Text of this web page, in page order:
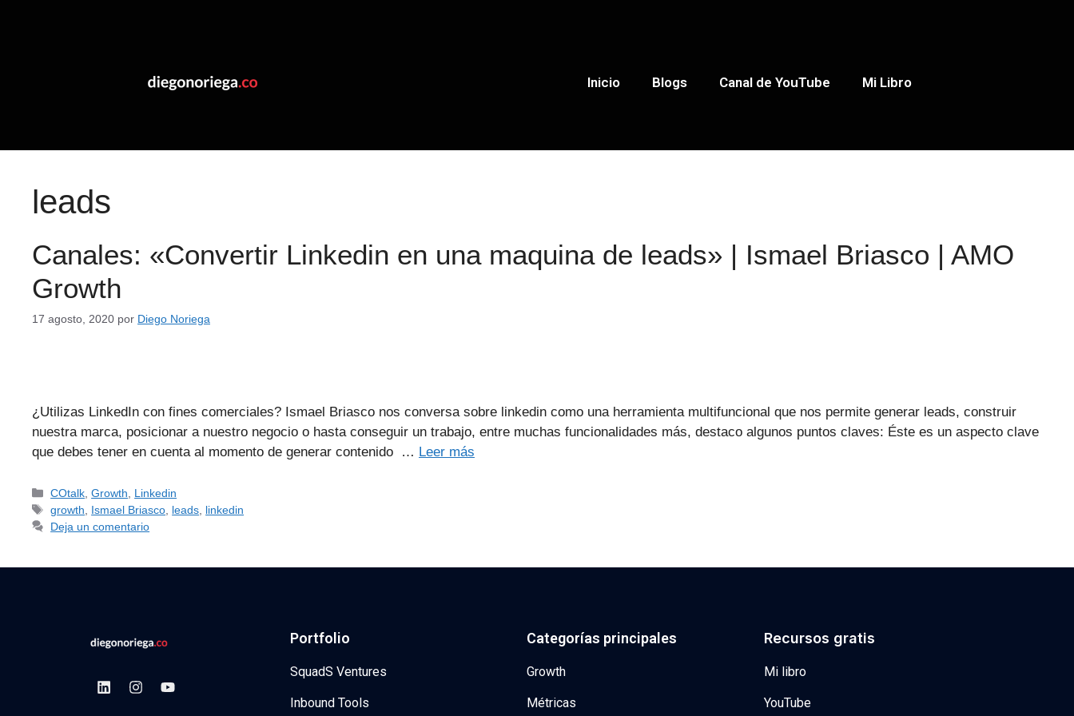
Inicio Blogs Canal de YouTube Mi Libro
leads
Canales: «Convertir Linkedin en una maquina de leads» | Ismael Briasco | AMO
Growth
17 agosto, 2020 por Diego Noriega
¿Utilizas LinkedIn con fines comerciales? Ismael Briasco nos conversa sobre linkedin como una herramienta multifuncional que nos permite generar leads, construir
nuestra marca, posicionar a nuestro negocio o hasta conseguir un trabajo, entre muchas funcionalidades más, destaco algunos puntos claves: Éste es un aspecto clave
que debes tener en cuenta al momento de generar contenido … Leer más
COtalk ,Growth
Linkedin
growth
Ismael Briasco leads linkedin
Deja un comentario
Portfolio
SquadS Ventures
Inbound Tools
Categorías principales
Growth
Métricas
Recursos gratis
Mi libro
YouTube